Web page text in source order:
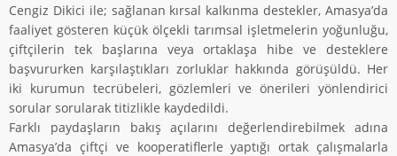
Cengiz Dikici ile; sağlanan kırsal kalkınma destekler, Amasya’da
faaliyet gösteren küçük ölçekli tarımsal işletmelerin yoğunluğu,
çiftçilerin tek başlarına veya ortaklaşa hibe ve desteklere
başvururken karşılaştıkları zorluklar hakkında görüşüldü. Her
iki kurumun tecrübeleri, gözlemleri ve önerileri yönlendirici
sorular sorularak titizlikle kaydedildi.
Farklı paydaşların bakış açılarını değerlendirebilmek adına
Amasya’da çiftçi ve kooperatiflerle yaptığı ortak çalışmalarla